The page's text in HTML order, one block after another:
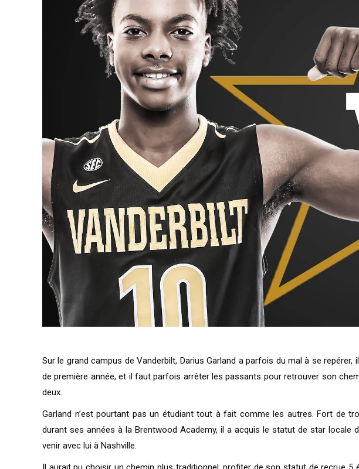
Sur le grand campus de Vanderbilt, Darius Garland a parfois du mal à se
de première année, et il faut parfois arrêter les passants pour retrouver son
deux.
Garland n’est pourtant pas un étudiant tout à fait comme les autres. Fort de
durant ses années à la Brentwood Academy, il a acquis le statut de star locale
venir avec lui à Nashville.